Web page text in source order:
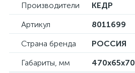
Производители
КЕДР
Артикул
8011699
Страна бренда
РОССИЯ
Габариты, мм
470x65x70